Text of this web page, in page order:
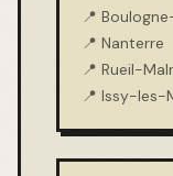
📍
📍 Nanterre
📍 Rueil-
📍 Issy-les-